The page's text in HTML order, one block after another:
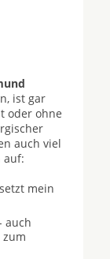
ist gar
oder ohne
auch viel
auf:
setzt mein
auch